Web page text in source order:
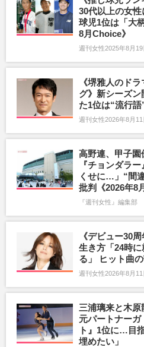
30代以上の女
球児1位は「大
8月Choice》
週刊女性2025年8月
《堺雅人のド
グ》新シーズン
た1位は“流行語
週刊女性2026年8月
高野連、甲子
『チョンダラ
くせに…」“間
批判《2026年8
『週刊女性』編集部
《デビュー30
生き方「24時
る」 ヒット曲
週刊女性2026年8月
三浦璃来と木
元パートナー
ト』1位に…目
埋めたい」